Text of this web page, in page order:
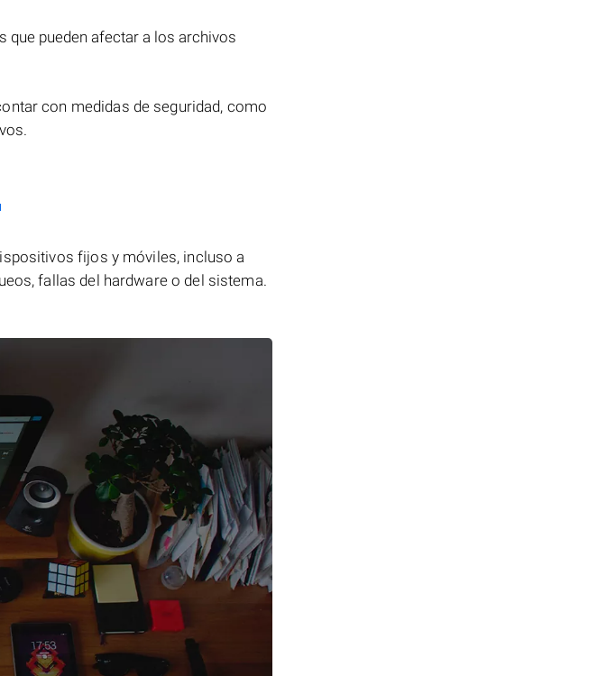
que pueden afectar a los archivos
con medidas de seguridad, como
fijos y móviles, incluso a
fallas del hardware o del sistema.